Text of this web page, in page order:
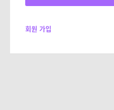
회원 가입